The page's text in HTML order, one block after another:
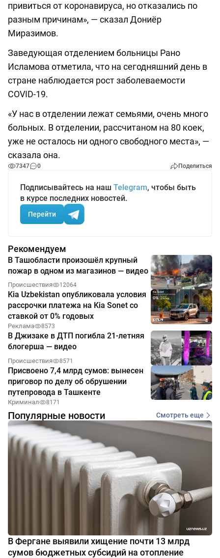
привиться от коронавируса, но отказались по
разным причинам», — сказал Дониёр
Миразимов.
Заведующая отделением больницы Рано
Исламова отметила, что на сегодняшний день в
стране наблюдается рост заболеваемости
COVID-19.
«У нас в отделении лежат семьями, очень много
больных. В отделении, рассчитаном на 80 коек,
уже не осталось ни одного свободного места», —
сказала она.
7347 0 Поделиться
Подписывайтесь на наш Telegram, чтобы быть
в курсе последних новостей.
Перейти
Рекомендуем
В Ташобласти произошёл крупный
пожар в одном из магазинов — видео
Происшествия 12064
Kia Uzbekistan опубликовала условия
рассрочки платежа на Kia Sonet со
ставкой от 0% годовых
Реклама 8573
В Джизаке в ДТП погибла 21-летняя
блогерша — видео
Происшествия 8571
Присвоено 7,4 млрд сумов: вынесен
приговор по делу об обрушении
путепровода в Ташкенте
Криминал 8171
Популярные новости Смотреть еще
В Фергане выявили хищение почти 13 млрд
сумов бюджетных субсидий на отопление